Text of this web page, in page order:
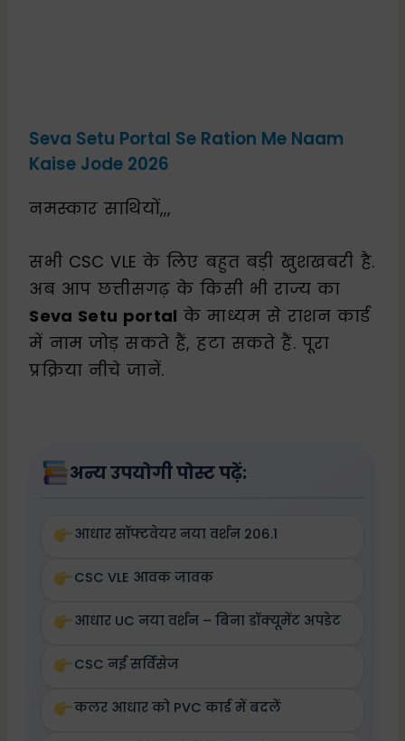
Seva Setu Portal Se Ration Me Naam
Kaise Jode 2026
नमस्कार साथियों,,,
सभी CSC VLE के लिए बहुत बड़ी खुशखबरी है.
अब आप छत्तीसगढ़ के किसी भी राज्य का
Seva Setu portal के माध्यम से राशन कार्ड
में नाम जोड़ सकते हैं, हटा सकते हैं. पूरा
प्रक्रिया नीचे जानें.
अन्य उपयोगी पोस्ट पढ़ें:
आधार सॉफ्टवेयर नया वर्शन 206.1
CSC VLE आवक जावक
आधार UC नया वर्शन – बिना डॉक्यूमेंट अपडेट
CSC नई सर्विसेज
कलर आधार को PVC कार्ड में बदलें